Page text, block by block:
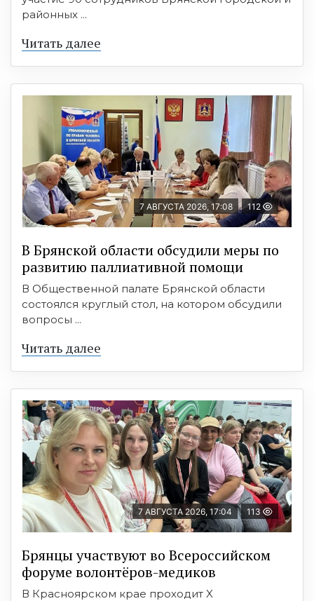
районных ...
Читать далее
7 АВГУСТА 2026, 17:08 112
В Брянской области обсудили меры по
развитию паллиативной помощи
В Общественной палате Брянской области
состоялся круглый стол, на котором обсудили
вопросы ...
Читать далее
7 АВГУСТА 2026, 17:04 113
Брянцы участвуют во Всероссийском
форуме волонтёров-медиков
В Красноярском крае проходит X